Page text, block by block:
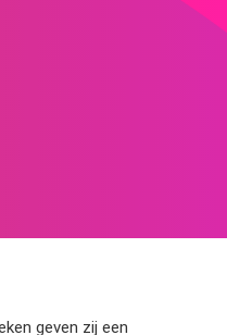
geven zij een